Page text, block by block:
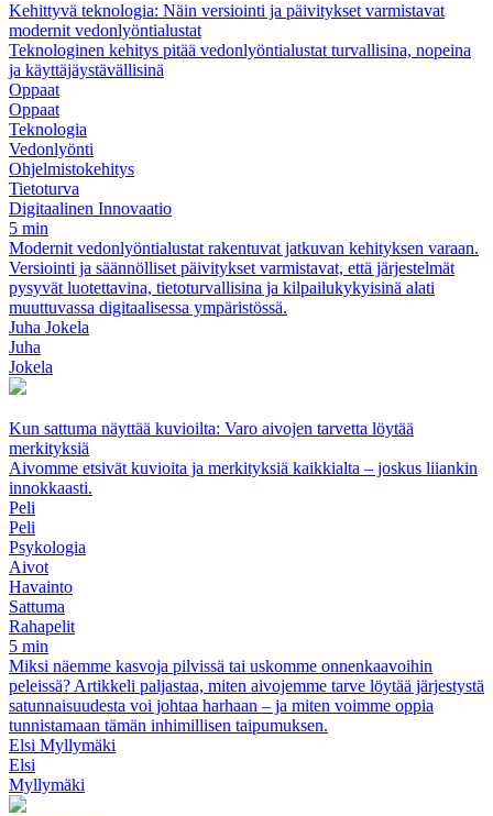
Kehittyvä teknologia: Näin versiointi ja päivitykset varmistavat
modernit vedonlyöntialustat
Teknologinen kehitys pitää vedonlyöntialustat turvallisina, nopeina
ja käyttäjäystävällisinä
Oppaat
Oppaat
Teknologia
Vedonlyönti
Ohjelmistokehitys
Tietoturva
Digitaalinen Innovaatio
5 min
Modernit vedonlyöntialustat rakentuvat jatkuvan kehityksen varaan.
Versiointi ja säännölliset päivitykset varmistavat, että järjestelmät
pysyvät luotettavina, tietoturvallisina ja kilpailukykyisinä alati
muuttuvassa digitaalisessa ympäristössä.
Juha Jokela
Juha
Jokela
Kun sattuma näyttää kuvioilta: Varo aivojen tarvetta löytää
merkityksiä
Aivomme etsivät kuvioita ja merkityksiä kaikkialta – joskus liiankin
innokkaasti.
Peli
Peli
Psykologia
Aivot
Havainto
Sattuma
Rahapelit
5 min
Miksi näemme kasvoja pilvissä tai uskomme onnenkaavoihin
peleissä? Artikkeli paljastaa, miten aivojemme tarve löytää järjestystä
satunnaisuudesta voi johtaa harhaan – ja miten voimme oppia
tunnistamaan tämän inhimillisen taipumuksen.
Elsi Myllymäki
Elsi
Myllymäki